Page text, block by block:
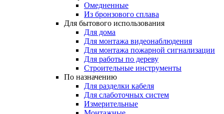
Омедненные
Из бронзового сплава
Для бытового использования
Для дома
Для монтажа видеонаблюдения
Для монтажа пожарной сигнализации
Для работы по дереву
Строительные инструменты
По назначению
Для разделки кабеля
Для слаботочных систем
Измерительные